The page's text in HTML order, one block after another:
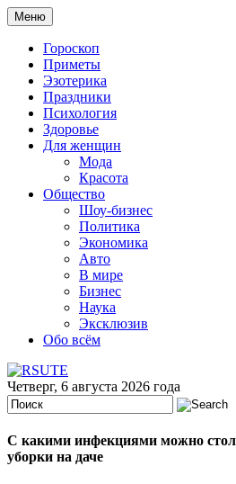
Меню
Гороскоп
Приметы
Эзотерика
Праздники
Психология
Здоровье
Для женщин
Мода
Красота
Общество
Шоу-бизнес
Политика
Экономика
Авто
В мире
Бизнес
Наука
Эксклюзив
Обо всём
Четверг, 6 августа 2026 года
С какими инфекциями можно
уборки на даче